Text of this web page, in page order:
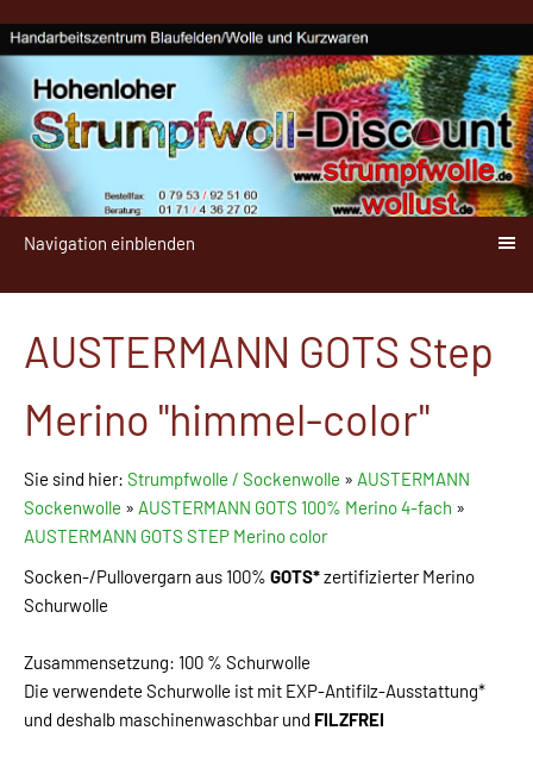
Navigation einblenden
AUSTERMANN GOTS Step
Merino "himmel-color"
Sie sind hier: Strumpfwolle / Sockenwolle » AUSTERMANN
Sockenwolle » AUSTERMANN GOTS 100% Merino 4-fach »
AUSTERMANN GOTS STEP Merino color
Socken-/Pullovergarn aus 100% GOTS*zertifizierter Merino
Schurwolle
Zusammensetzung: 100 % Schurwolle
Die verwendete Schurwolle ist mit EXP-Antifilz-Ausstattung*
und deshalb maschinenwaschbar und FILZFREI